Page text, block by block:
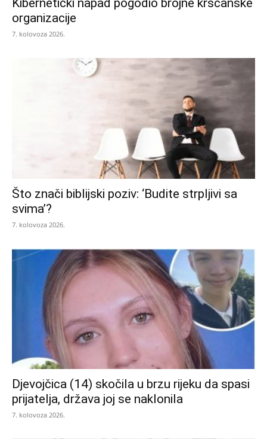
Kibernetički napad pogodio brojne kršćanske
organizacije
7. kolovoza 2026.
Što znači biblijski poziv: ‘Budite strpljivi sa
svima’?
7. kolovoza 2026.
Djevojčica (14) skočila u brzu rijeku da spasi
prijatelja, država joj se naklonila
7. kolovoza 2026.